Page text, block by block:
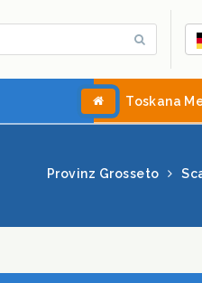
Toskana
Provinz Grosseto